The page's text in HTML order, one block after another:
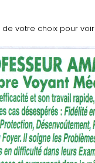
de votre choix pour